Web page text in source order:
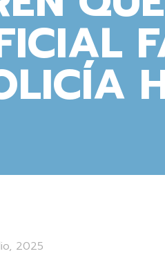
2025